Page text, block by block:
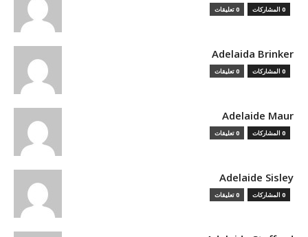
0 المشاركات 0 تعليقات
Adelaida Brinker
0 المشاركات 0 تعليقات
Adelaide Maur
0 المشاركات 0 تعليقات
Adelaide Sisley
0 المشاركات 0 تعليقات